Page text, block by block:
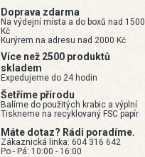
Doprava zdarma
Na výdejní místa a do boxů nad 1500
Kč
Kurýrem na adresu nad 2000 Kč
Více než 2500 produktů
skladem
Expedujeme do 24 hodin
Šetříme přírodu
Balíme do použitých krabic a výplní
Tiskneme na recyklovaný FSC papír
Máte dotaz? Rádi poradíme.
Zákaznická linka: 604 316 642
Po - Pá: 10:00 - 16:00